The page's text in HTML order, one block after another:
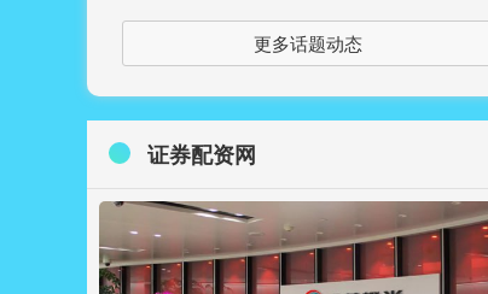
更多话题动态
证券配资网